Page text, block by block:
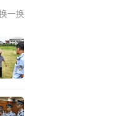
一换